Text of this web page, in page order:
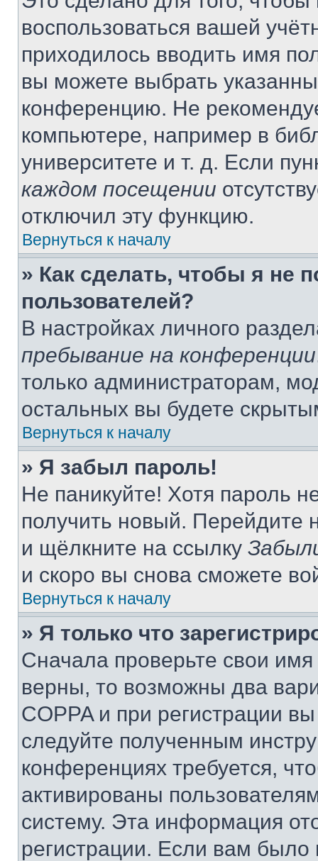
воспользоваться вашей
приходилось вводить имя
вы можете выбрать
конференцию. Не
компьютере, например в
университете и т. д. Если
каждом посещении
отключил эту функцию.
Вернуться к началу
» Как сделать, чтобы я не
пользователей?
В настройках личного
пребывание на конференции
только администраторам,
остальных вы будете
Вернуться к началу
» Я забыл пароль!
Не паникуйте! Хотя пароль
получить новый. Перейдите
и щёлкните на ссылку
и скоро вы снова сможете
Вернуться к началу
» Я только что
Сначала проверьте свои
верны, то возможны два
COPPA и при регистрации
следуйте полученным
конференциях требуется,
активированы
систему. Эта информация
регистрации. Если вам